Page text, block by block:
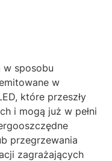
w sposobu
w
które przeszły
i mogą już w pełni
przegrzewania
zagrażających